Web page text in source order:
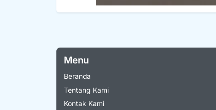
Menu
Beranda
Tentang Kami
Kontak Kami